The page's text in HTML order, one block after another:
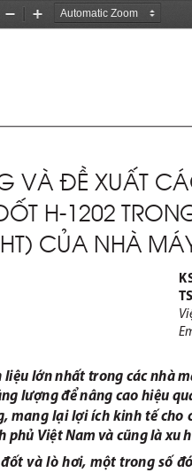
Zoom
Zoom
VÀ ĐỀ XUẤT
T H-1202
CỦA NHÀ
lớn nhất trong các nhà
lượng để nâng cao hiệu
lại lợi ích kinh tế cho
Việt Nam và cũng là xu
và  lò  hơi,  một  trong  số